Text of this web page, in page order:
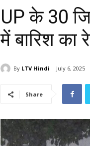
UP के 30
में बारिश का
By LTV Hindi July 6, 2025
Share